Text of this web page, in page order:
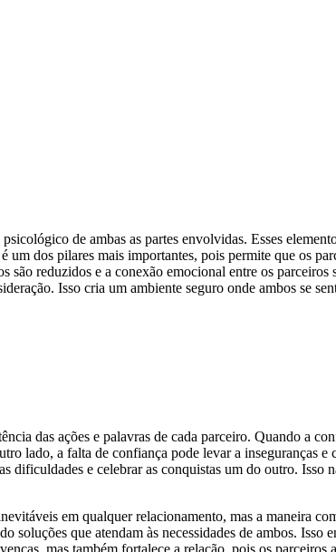
de ambas as partes envolvidas. Esses
dos pilares mais importantes, pois permite que os
são reduzidos e a conexão emocional entre os parceiros
Isso cria um ambiente seguro onde ambos se
das ações e palavras de cada parceiro. Quando a
lado, a falta de confiança pode levar a inseguranças e
dificuldades e celebrar as conquistas um do outro. Isso
em qualquer relacionamento, mas a maneira
soluções que atendam às necessidades de ambos. Isso